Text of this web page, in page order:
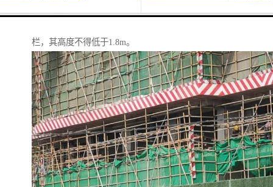
栏，其高度不得低于1.8m。